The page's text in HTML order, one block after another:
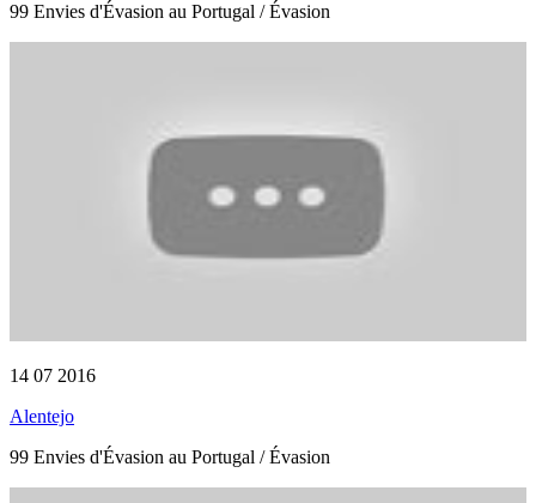
99 Envies d'Évasion au Portugal / Évasion
14 07 2016
Alentejo
99 Envies d'Évasion au Portugal / Évasion